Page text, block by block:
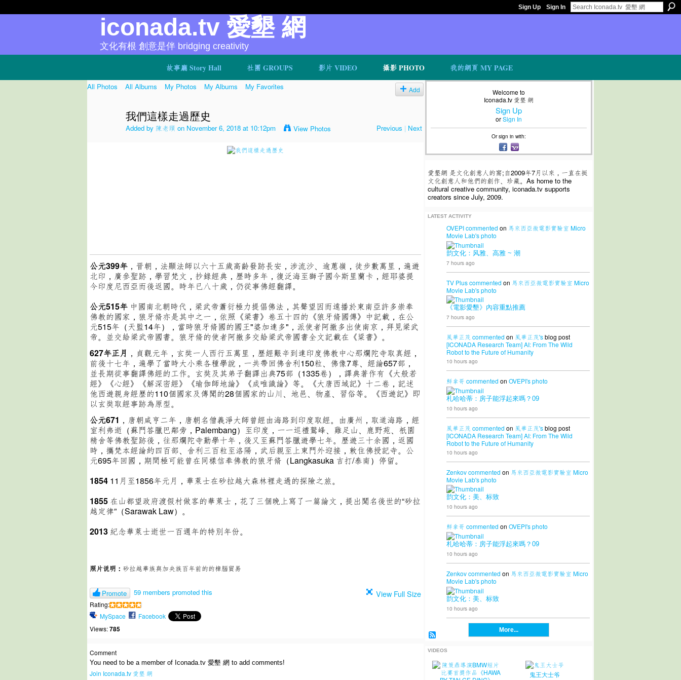
Sign Up Sign In
故事廳 Story Hall 社團 GROUPS 影片 VIDEO 攝影 PHOTO 我的網頁 MY PAGE
iconada.tv 愛墾 網
文化有根 創意是伴 bridging creativity
All Photos All Albums My Photos My Albums My Favorites Add
我們這樣走過歷史
Added by 陳老頭 on November 6, 2018 at 10:12pm View Photos Previous | Next
公元399年 ，晋朝，法顯法師以六十五歲高齡發跡長安，涉流沙、逾蔥嶺，徒步數萬里，遍遊
北印，廣參聖跡，學習梵文，抄錄經典，歷時多年，復泛海至獅子國今斯里蘭卡，經耶婆提
今印度尼西亞而後返國。時年已八十歲，仍從事佛經翻譯。
公元515年 中國南北朝時代，梁武帝蕭衍極力提倡佛法，其聲望因而遠播於東南亞許多崇奉
佛教的國家，狼牙脩亦是其中之一，依照《梁書》卷五十四的《狼牙脩國傳》中記載，在公
元515年（天監14年），當時狼牙脩國的國王"婆加達多"，派使者阿撤多出使南京，拜見梁武
帝。並交給梁武帝國書。狼牙脩的使者阿撤多交給梁武帝國書全文記載在《粱書》。
627年正月 ，貞觀元年，玄奘一人西行五萬里，歷經艱辛到達印度佛教中心那爛陀寺取真經，
前後十七年，遍學了當時大小乘各種學說，一共帶回佛舍利150粒、佛像7尊、經論657部，
並長期從事翻譯佛經的工作。玄奘及其弟子翻譯出典75部（1335卷），譯典著作有《大般若
經》《心經》《解深密經》《瑜伽師地論》《成唯識論》等。《大唐西域記》十二卷，記述
他西遊親身經歷的110個國家及傳聞的28個國家的山川、地邑、物產、習俗等。《西遊記》即
以玄奘取經事跡為原型。
公元671 ，唐朝咸亨二年， 唐朝名僧義淨大師曾經由海路到印度取經。
由廣州，取道海路，經
室利弗逝（蘇門答臘巴鄰旁，Palembang）至印度，一一巡禮鷲峰、雞足山、鹿野苑、祇園
精舍等佛教聖跡後，往那爛陀寺勤學十年，後又至蘇門答臘遊學七年。歷遊三十余國，返國
時，攜梵本經論約四百部、舍利三百粒至洛陽，武后親至上東門外迎接，敕住佛授記寺。 公
元695年回國，期間極可能曾在同樣信奉佛教的狼牙脩（Langkasuka 吉打/泰南）停留。
1854 11月至1856年元月，華萊士在砂拉越大森林裡走過的探險之旅。
1855 在山都望政府渡假村做客的華萊士，花了三個晚上寫了一篇論文，提出聞名後世的“砂拉
越定律”（Sarawak Law）。
2013 紀念華萊士逝世一百週年的特別年份。
照片说明： 砂拉越華族與加央族百年前的的樟腦貿易
Promote 59 members promoted this
Rating:
MySpace
Facebook
Views:785
View Full Size
Comment
You need to be a member of Iconada.tv 愛墾 網 to add comments!
Join Iconada.tv 愛墾 網
Welcome to
Iconada.tv 愛墾 網
Sign Up
orSign In
Or sign in with:
愛墾網 是文化創意人的窩;自2009年7月以來，一直在挺
文化創意人和他們的創作、珍藏。As home to the
cultural creative community, iconada.tv supports
creators since July, 2009.
LATEST ACTIVITY
OVEPIcommented on 馬來西亞微電影實驗室 Micro
Movie Lab'sphoto
韵文化：风雅、高雅 ~ 潮
7 hours ago
TV Pluscommented on 馬來西亞微電影實驗室 Micro
Movie Lab'sphoto
《電影愛墾》內容重點推薦
7 hours ago
風華正茂 commented on 風華正茂'sblog post
[ICONADA Research Team] AI: From The Wild
Robot to the Future of Humanity
10 hours ago
鮮拿哥 commented on OVEPI'sphoto
札哈哈蒂：房子能浮起來嗎？09
10 hours ago
風華正茂 commented on 風華正茂'sblog post
[ICONADA Research Team] AI: From The Wild
Robot to the Future of Humanity
10 hours ago
Zenkovcommented on 馬來西亞微電影實驗室 Micro
Movie Lab'sphoto
韵文化：美、标致
10 hours ago
鮮拿哥 commented on OVEPI'sphoto
札哈哈蒂：房子能浮起來嗎？09
10 hours ago
Zenkovcommented on 馬來西亞微電影實驗室 Micro
Movie Lab'sphoto
韵文化：美、标致
10 hours ago
More...
VIDEOS
鬼王大士爷